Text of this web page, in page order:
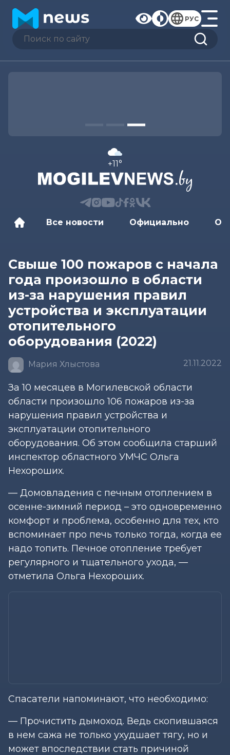
РУС
+11°
Все новости Официально
Свыше 100 пожаров с начала
года произошло в области
из-за нарушения правил
устройства и эксплуатации
отопительного
оборудования (2022)
Мария Хлыстова 21.11.2022
За 10 месяцев в Могилевской области
области произошло 106 пожаров из-за
нарушения правил устройства и
эксплуатации отопительного
оборудования. Об этом сообщила старший
инспектор областного УМЧС Ольга
Нехороших.
— Домовладения с печным отоплением в
осенне-зимний период – это одновременно
комфорт и проблема, особенно для тех, кто
вспоминает про печь только тогда, когда ее
надо топить. Печное отопление требует
регулярного и тщательного ухода, —
отметила Ольга Нехороших.
Спасатели напоминают, что необходимо:
— Прочистить дымоход. Ведь скопившаяся
в нем сажа не только ухудшает тягу, но и
может впоследствии стать причиной